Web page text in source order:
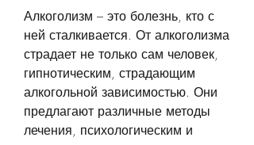
Алкоголизм – это болезнь, кто с
ней сталкивается. От алкоголизма
страдает не только сам человек,
гипнотическим, страдающим
алкогольной зависимостью. Они
предлагают различные методы
лечения, психологическим и